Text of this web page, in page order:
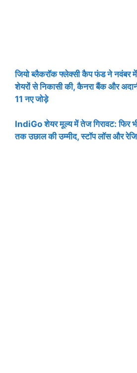
जियो ब्लैकरॉक फ्लेक्सी कैप फंड ने नवंबर में
शेयरों से निकासी की, कैनरा बैंक और
11 नए जोड़े
IndiGo शेयर मूल्य में तेज गिरावट: फिर
तक उछाल की उम्मीद, स्टॉप लॉस और